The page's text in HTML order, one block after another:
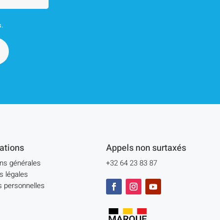
générales
légales
personnelles
Appels non surtaxés
+32 64 23 83 87